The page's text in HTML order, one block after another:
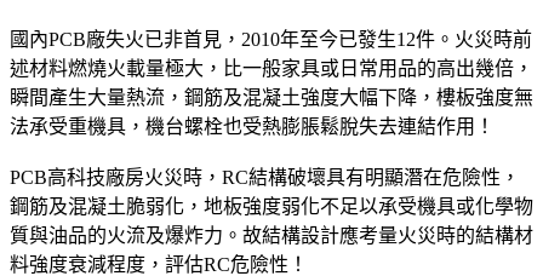
國內PCB廠失火已非首見，2010年至今已發生12件。火災時前
述材料燃燒火載量極大，比一般家具或日常用品的高出幾倍，
瞬間產生大量熱流，鋼筋及混凝土強度大幅下降，樓板強度無
法承受重機具，機台螺栓也受熱膨脹鬆脫失去連結作用！
PCB高科技廠房火災時，RC結構破壞具有明顯潛在危險性，
鋼筋及混凝土脆弱化，地板強度弱化不足以承受機具或化學物
質與油品的火流及爆炸力。故結構設計應考量火災時的結構材
料強度衰減程度，評估RC危險性！